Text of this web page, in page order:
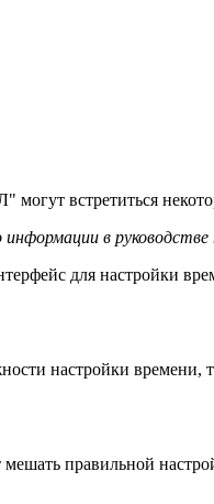
встретиться
в руководстве
для настройки
настройки времени,
правильной